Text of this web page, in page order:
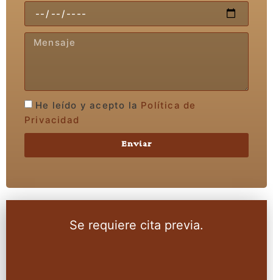
He leído y acepto la Política de
Privacidad
Enviar
Se requiere cita previa.